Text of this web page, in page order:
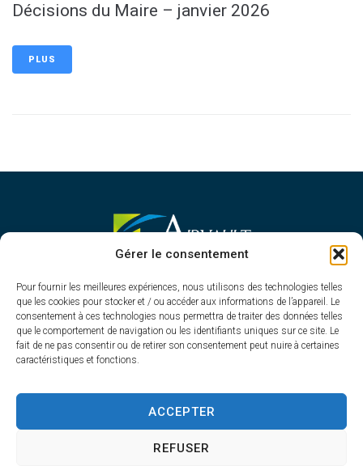
Gérer le consentement
Pour fournir les meilleures expériences, nous utilisons des technologies telles
que les cookies pour stocker et / ou accéder aux informations de l’appareil. Le
consentement à ces technologies nous permettra de traiter des données telles
que le comportement de navigation ou les identifiants uniques sur ce site. Le
fait de ne pas consentir ou de retirer son consentement peut nuire à certaines
caractéristiques et fonctions.
ACCEPTER
REFUSER
Décisions du Maire – janvier 2026
PLUS
MAIRIE D'AIRVAULT
1 Rue Constant Balquet,
79600 Airvault
05 49 64 70 13
Contacter la mairie
Du lundi au vendredi
de 8h30 à 12h30 et de 13h45 à 17h30